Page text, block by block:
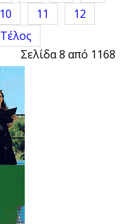
10 11
12
Τέλος
Σελίδα 8 από 1168